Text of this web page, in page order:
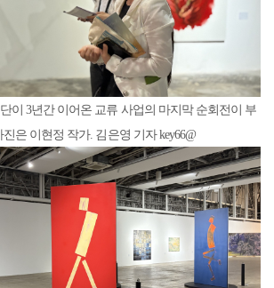
이 3년간 이어온 교류 사업의 마지막 순회전이 부
은 이현정 작가. 김은영 기자 key66@